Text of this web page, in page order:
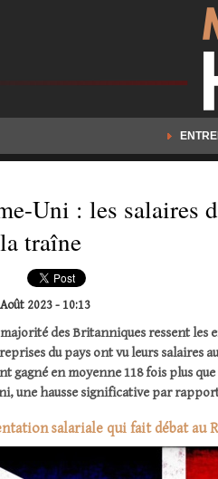
Uni : les salaires
traîne
2023 - 10:13
des Britanniques ressent les
du pays ont vu leurs salaires
gagné en moyenne 118 fois plus
une hausse significative par
salariale qui fait débat au